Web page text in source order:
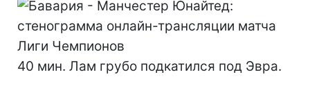
40 мин. Лам грубо подкатился под Эвра.